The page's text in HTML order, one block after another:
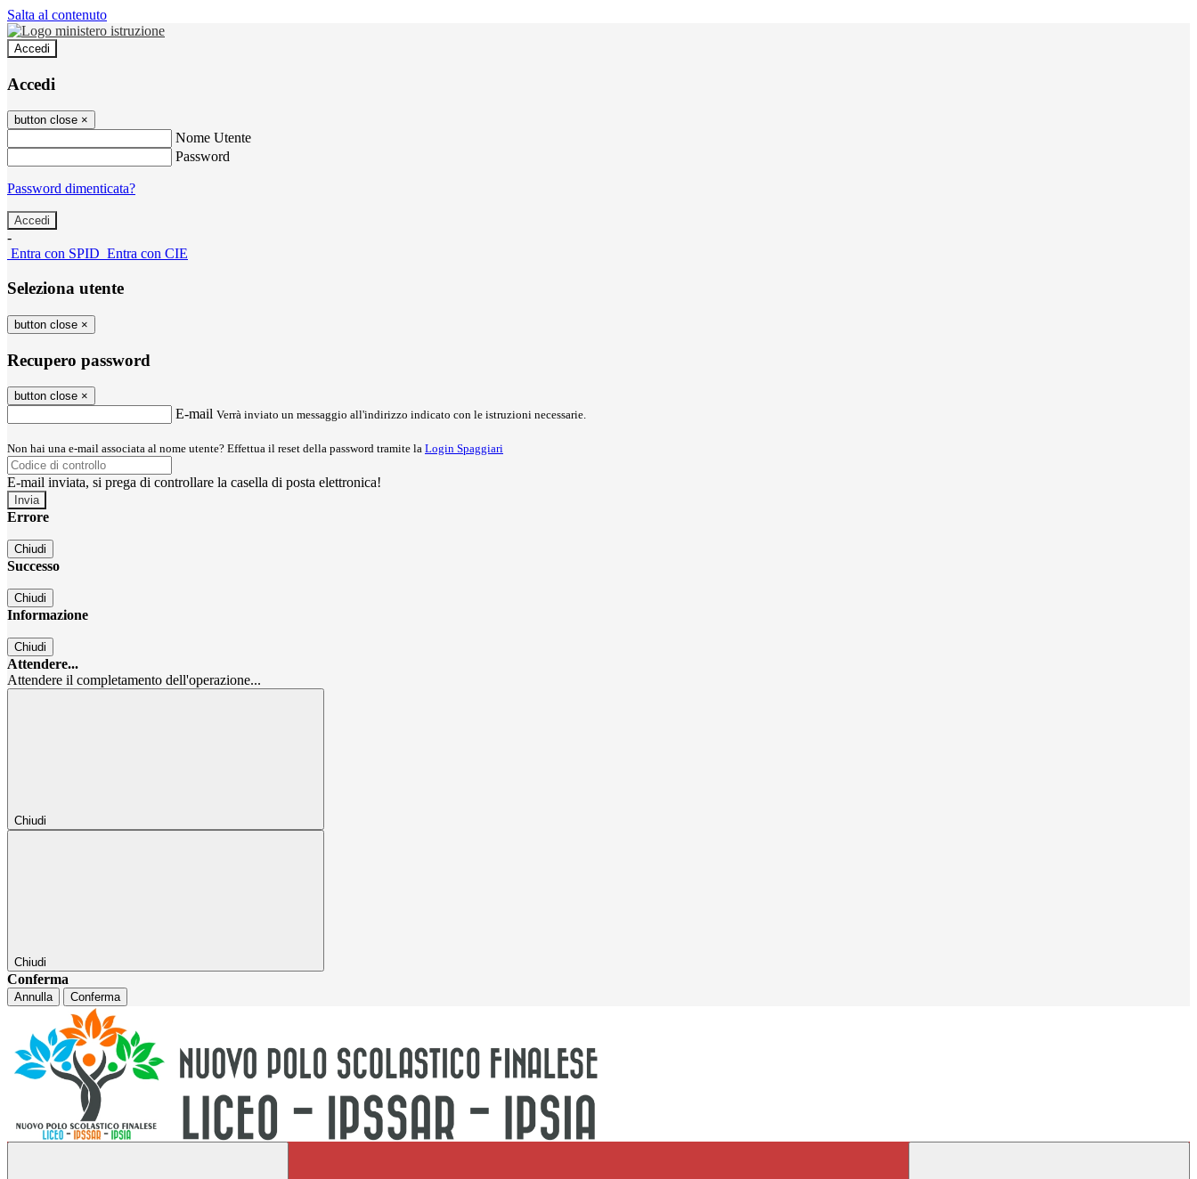
Salta al contenuto
Accedi
Accedi
button close ×
Nome Utente
Password
Password dimenticata?
-
Entra con SPID Entra con CIE
Seleziona utente
button close ×
Recupero password
button close ×
E-mail Verrà inviato un messaggio all'indirizzo indicato con le istruzioni necessarie.
Non hai una e-mail associata al nome utente? Effettua il reset della password tramite la Login Spaggiari
E-mail inviata, si prega di controllare la casella di posta elettronica!
Errore
Chiudi
Successo
Chiudi
Informazione
Chiudi
Attendere...
Attendere il completamento dell'operazione...
Chiudi
Chiudi
Conferma
Annulla Conferma